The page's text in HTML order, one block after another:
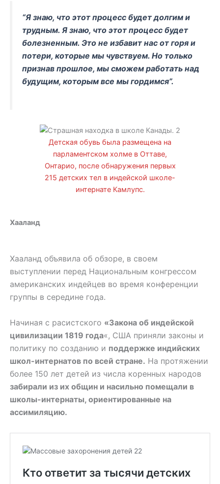
“Я знаю, что этот процесс будет долгим и
трудным. Я знаю, что этот процесс будет
болезненным. Это не избавит нас от горя и
потери, которые мы чувствуем. Но только
признав прошлое, мы сможем работать над
будущим, которым все мы гордимся”.
Детская обувь была размещена на
парламентском холме в Оттаве,
Онтарио, после обнаружения первых
215 детских тел в индейской школе-
интернате Камлупс.
Хааланд
Хааланд объявила об обзоре, в своем
выступлении перед Национальным конгрессом
американских индейцев во время конференции
группы в середине года.
Начиная с расистского «Закона об индейской
цивилизации 1819 года«, США приняли законы и
политику по созданию и поддержке индийских
школ-интернатов по всей стране. На протяжении
более 150 лет детей из числа коренных народов
забирали из их общин и насильно помещали в
школы-интернаты, ориентированные на
ассимиляцию.